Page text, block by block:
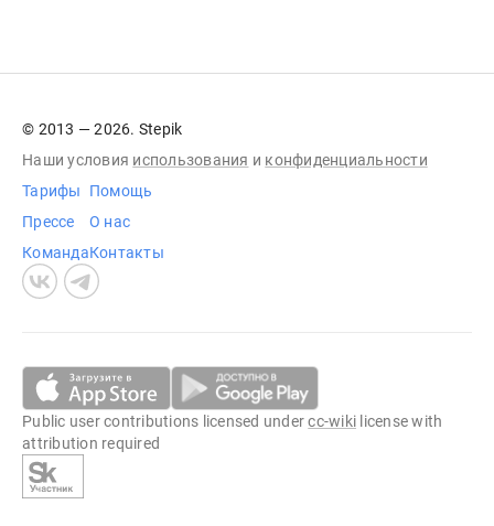
© 2013 — 2026. Stepik
Наши условия использования и конфиденциальности
Тарифы
Прессе
Команда
Помощь
О нас
Контакты
Public user contributions licensed undercc-wiki license with
attribution required